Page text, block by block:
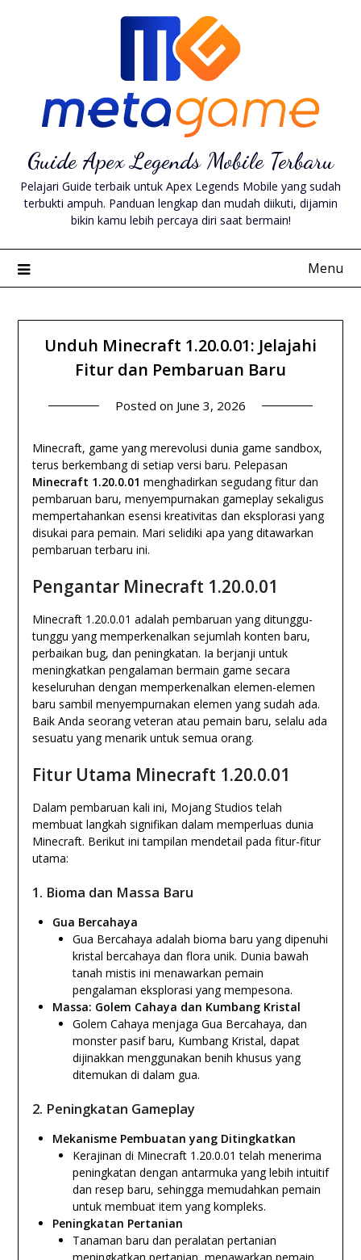
Guide Apex Legends Mobile Terbaru
Pelajari Guide terbaik untuk Apex Legends Mobile yang sudah
terbukti ampuh. Panduan lengkap dan mudah diikuti, dijamin
bikin kamu lebih percaya diri saat bermain!
Menu
Unduh Minecraft 1.20.0.01: Jelajahi
Fitur dan Pembaruan Baru
Posted on June 3, 2026
Minecraft, game yang merevolusi dunia game sandbox,
terus berkembang di setiap versi baru. Pelepasan
Minecraft 1.20.0.01 menghadirkan segudang fitur dan
pembaruan baru, menyempurnakan gameplay sekaligus
mempertahankan esensi kreativitas dan eksplorasi yang
disukai para pemain. Mari selidiki apa yang ditawarkan
pembaruan terbaru ini.
Pengantar Minecraft 1.20.0.01
Minecraft 1.20.0.01 adalah pembaruan yang ditunggu-
tunggu yang memperkenalkan sejumlah konten baru,
perbaikan bug, dan peningkatan. Ia berjanji untuk
meningkatkan pengalaman bermain game secara
keseluruhan dengan memperkenalkan elemen-elemen
baru sambil menyempurnakan elemen yang sudah ada.
Baik Anda seorang veteran atau pemain baru, selalu ada
sesuatu yang menarik untuk semua orang.
Fitur Utama Minecraft 1.20.0.01
Dalam pembaruan kali ini, Mojang Studios telah
membuat langkah signifikan dalam memperluas dunia
Minecraft. Berikut ini tampilan mendetail pada fitur-fitur
utama:
1. Bioma dan Massa Baru
Gua Bercahaya
Gua Bercahaya adalah bioma baru yang dipenuhi
kristal bercahaya dan flora unik. Dunia bawah
tanah mistis ini menawarkan pemain
pengalaman eksplorasi yang mempesona.
Massa: Golem Cahaya dan Kumbang Kristal
Golem Cahaya menjaga Gua Bercahaya, dan
monster pasif baru, Kumbang Kristal, dapat
dijinakkan menggunakan benih khusus yang
ditemukan di dalam gua.
2. Peningkatan Gameplay
Mekanisme Pembuatan yang Ditingkatkan
Kerajinan di Minecraft 1.20.0.01 telah menerima
peningkatan dengan antarmuka yang lebih intuitif
dan resep baru, sehingga memudahkan pemain
untuk membuat item yang kompleks.
Peningkatan Pertanian
Tanaman baru dan peralatan pertanian